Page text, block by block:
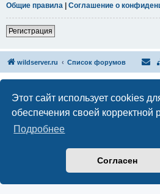
Этот сайт использует cookies
обеспечения своей корректной
Подробнее
Согласен
Общие правила | Соглашение о
Регистрация
wildserver.ru Список форумов
Русская поддержка